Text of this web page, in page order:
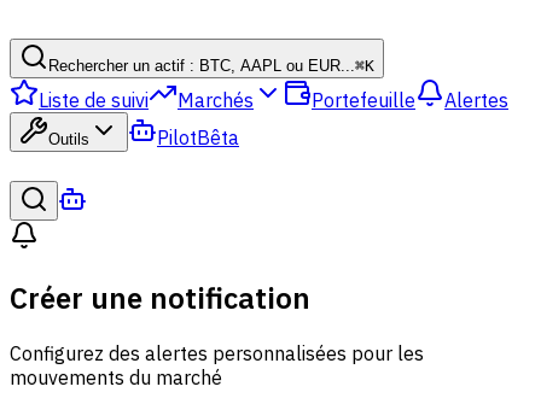
Rechercher un actif : BTC, AAPL ou EUR...⌘K
Liste de suivi Marchés Portefeuille Alertes
Outils PilotBêta
Créer une notification
Configurez des alertes personnalisées pour les
mouvements du marché